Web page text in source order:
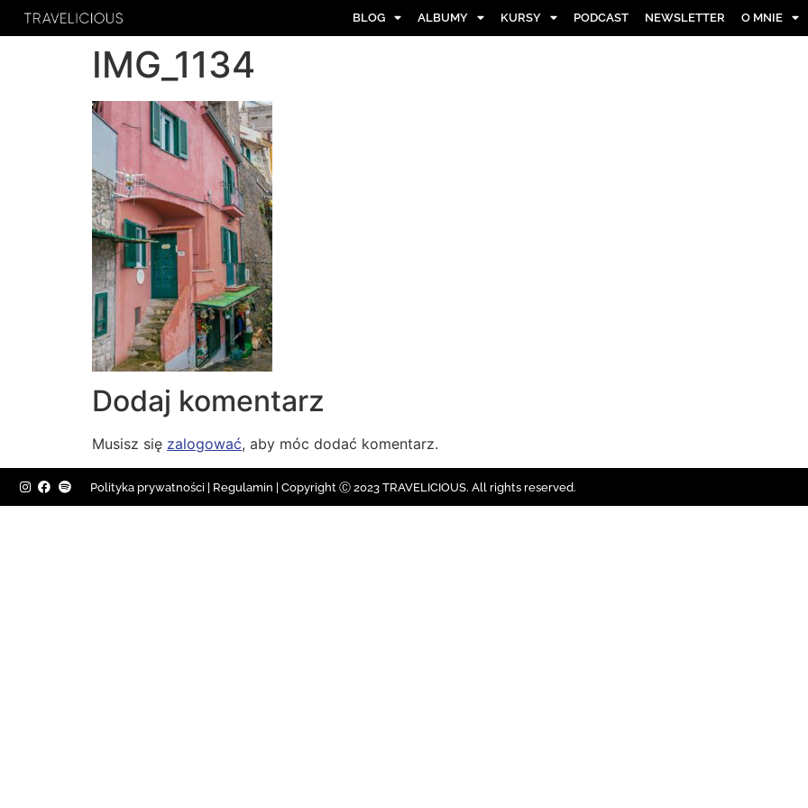
BLOG ALBUMY KURSY PODCAST NEWSLETTER O MNIE
IMG_1134
Dodaj komentarz
Musisz się zalogować, aby móc dodać komentarz.
Polityka prywatności Regulamin | Copyright Ⓒ 2023 TRAVELICIOUS. All rights reserved.